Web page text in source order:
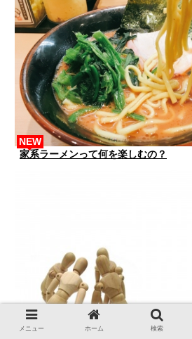
家系ラーメンって何を楽しむの？
NEW
メニュー ホーム 検索